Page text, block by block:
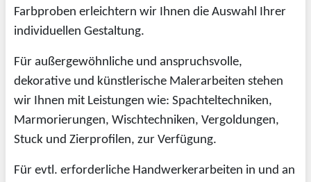
Farbproben erleichtern wir Ihnen die Auswahl Ihrer
individuellen Gestaltung.
Für außergewöhnliche und anspruchsvolle,
dekorative und künstlerische Malerarbeiten stehen
wir Ihnen mit Leistungen wie: Spachteltechniken,
Marmorierungen, Wischtechniken, Vergoldungen,
Stuck und Zierprofilen, zur Verfügung.
Für evtl. erforderliche Handwerkerarbeiten in und an